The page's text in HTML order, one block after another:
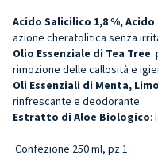
Acido Salicilico 1,8 %,
azione cheratolitica senza
Olio Essenziale di Tea Tree:
rimozione delle callosità e
Oli Essenziali di Menta,
rinfrescante e deodorante.
Estratto di Aloe Biologico:
Confezione 250 ml, pz 1.